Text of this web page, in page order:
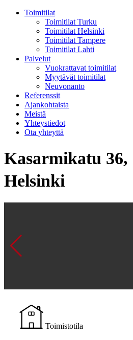
Toimitilat
Toimitilat Turku
Toimitilat Helsinki
Toimitilat Tampere
Toimitilat Lahti
Palvelut
Vuokrattavat toimitilat
Myytävät toimitilat
Neuvonanto
Referenssit
Ajankohtaista
Meistä
Yhteystiedot
Ota yhteyttä
Kasarmikatu 36,
Helsinki
Toimistotila